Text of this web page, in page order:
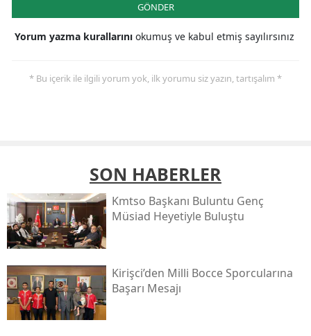
GÖNDER
Yorum yazma kurallarını okumuş ve kabul etmiş sayılırsınız
* Bu içerik ile ilgili yorum yok, ilk yorumu siz yazın, tartışalım *
SON HABERLER
Kmtso Başkanı Buluntu Genç
Müsi̇ad Heyetiyle Buluştu
Kirişci’den Milli Bocce Sporcularına
Başarı Mesajı